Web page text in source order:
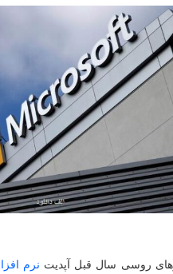
روسی سال قبل آپدیت نرم